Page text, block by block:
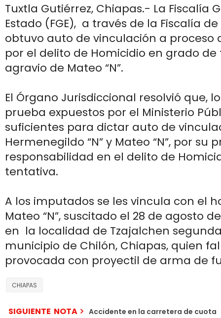
Tuxtla Gutiérrez, Chiapas.- La Fiscalía
Estado (FGE), a través de la Fiscalía
obtuvo auto de vinculación a proceso
por el delito de Homicidio en grado
agravio de Mateo “N”.
El Órgano Jurisdiccional resolvió que,
prueba expuestos por el Ministerio
suficientes para dictar auto de
Hermenegildo “N” y Mateo “N”, por su
responsabilidad en el delito de
tentativa.
A los imputados se les vincula con el
Mateo “N”, suscitado el 28 de agosto
en la localidad de Tzajalchen
municipio de Chilón, Chiapas, quien
provocada con proyectil de arma de
CHIAPAS
SIGUIENTE NOTA Accidente en la carretera de cuota